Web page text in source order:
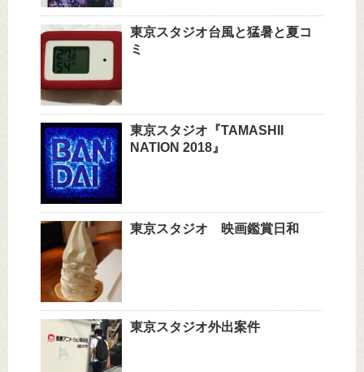
東京スタジオ台風と猛暑と夏コ
ミ
東京スタジオ『TAMASHII
NATION 2018』
東京スタジオ 映画鑑賞日和
東京スタジオ外出案件